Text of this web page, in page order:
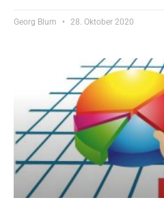
Georg Blum 28. Oktober 2020